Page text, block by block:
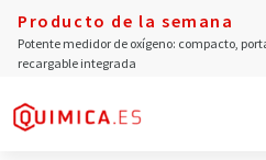
Producto de la semana
Potente medidor de oxígeno: compacto,
recargable integrada